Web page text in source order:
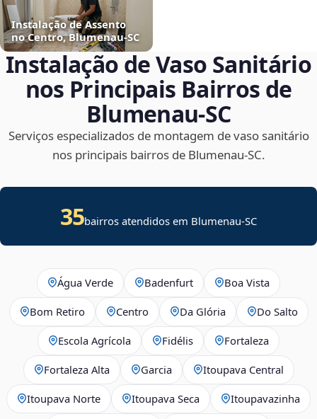
Instalação de Assento
no Centro, Blumenau‑SC
Instalação de Vaso Sanitário
nos Principais Bairros de
Blumenau‑SC
Serviços especializados de montagem de vaso sanitário
nos principais bairros de Blumenau‑SC.
35bairros atendidos em Blumenau-SC
Água Verde Badenfurt Boa Vista
Bom Retiro Centro Da Glória Do Salto
Escola Agrícola Fidélis Fortaleza
Fortaleza Alta Garcia Itoupava Central
Itoupava Norte Itoupava Seca Itoupavazinha